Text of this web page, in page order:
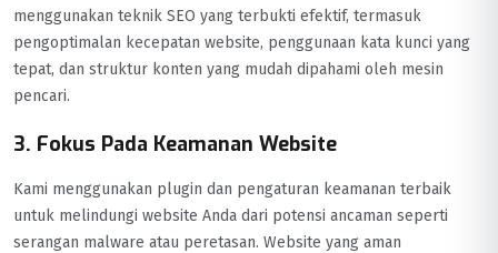
menggunakan teknik SEO yang terbukti efektif, termasuk
pengoptimalan kecepatan website, penggunaan kata kunci yang
tepat, dan struktur konten yang mudah dipahami oleh mesin
pencari.
3. Fokus Pada Keamanan Website
Kami menggunakan plugin dan pengaturan keamanan terbaik
untuk melindungi website Anda dari potensi ancaman seperti
serangan malware atau peretasan. Website yang aman